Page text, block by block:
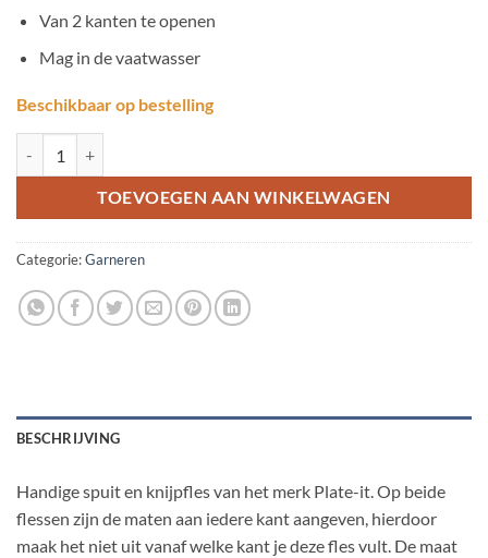
Van 2 kanten te openen
Mag in de vaatwasser
Beschikbaar op bestelling
TOEVOEGEN AAN WINKELWAGEN
Categorie:Garneren
BESCHRIJVING
Handige spuit en knijpfles van het merk Plate-it. Op beide
flessen zijn de maten aan iedere kant aangeven, hierdoor
maak het niet uit vanaf welke kant je deze fles vult. De maat